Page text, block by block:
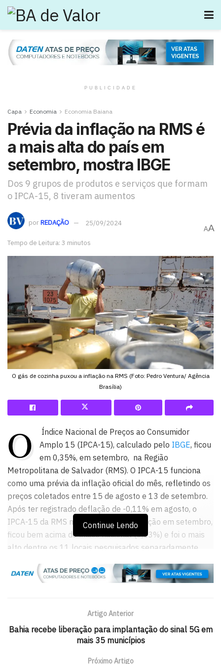
PUBLICIDADE
Capa Economia Economia Baiana
Prévia da inflação na RMS é
a mais alta do país em
setembro, mostra IBGE
Dos 9 grupos de produtos e serviços que formam
o IPCA-15, 8 tiveram aumentos
porREDAÇÃO 25/09/2024
Tempo de Leitura: 3 minutos
AA
O gás de cozinha puxou a inflação na RMS (Foto: Pedro Ventura/ Agência
Brasília)
O
Índice Nacional de Preços ao Consumidor
Amplo 15 (IPCA-15), calculado pelo IBGE, ficou
em 0,35%, em setembro, na Região
Metropolitana de Salvador (RMS). O IPCA-15 funciona
como uma prévia da inflação oficial do mês, refletindo os
preços coletados entre 15 de agosto e 13 de setembro.
Após ter registrado deflação de -0,11% em agosto, o
IPCA-15 da RMS mostrou forte aceleração em setembro,
ficou bem acima do índice nacional (0,13%) e foi o mais
alto dentre os 11 locais pesquisados separadamente
Foi também a prévia da inflação mais elevada para um
setembro foram os registrados nas RMs Porto Alegre/RS
(0,32%) e Belo Horizonte/MG (0,26%). No outro extremo,
as RMs Recife/PE (-0,37%) e Belém/PA (-0,22%), o
município de Goiânia/GO (-0,14%) e a RM Fortaleza/CE
Continue Lendo
Artigo Anterior
Bahia recebe liberação para implantação do sinal 5G em
mais 35 municípios
Próximo Artigo